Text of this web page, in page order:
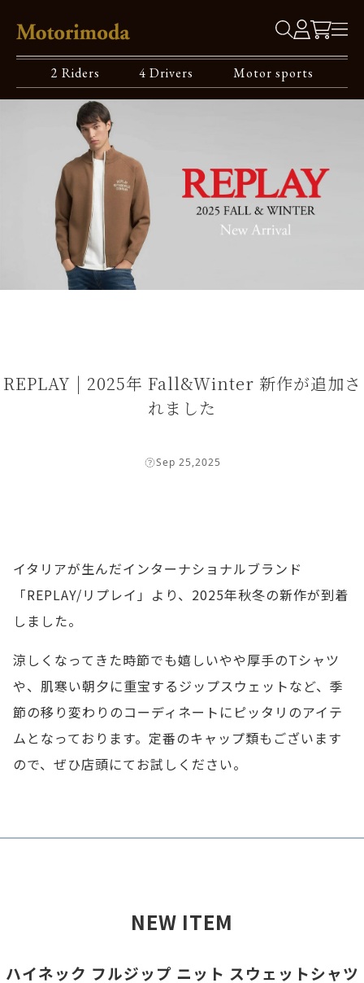
2 Riders 4 Drivers Motor sports
REPLAY | 2025年 Fall&Winter 新作が追加さ
れました
Sep 25,2025
イタリアが生んだインターナショナルブランド
「REPLAY/リプレイ」より、2025年秋冬の新作が到着
しました。
涼しくなってきた時節でも嬉しいやや厚手のTシャツ
や、肌寒い朝夕に重宝するジップスウェットなど、季
節の移り変わりのコーディネートにピッタリのアイテ
ムとなっております。定番のキャップ類もございます
ので、ぜひ店頭にてお試しください。
NEW ITEM
ハイネック フルジップ ニット スウェットシャツ